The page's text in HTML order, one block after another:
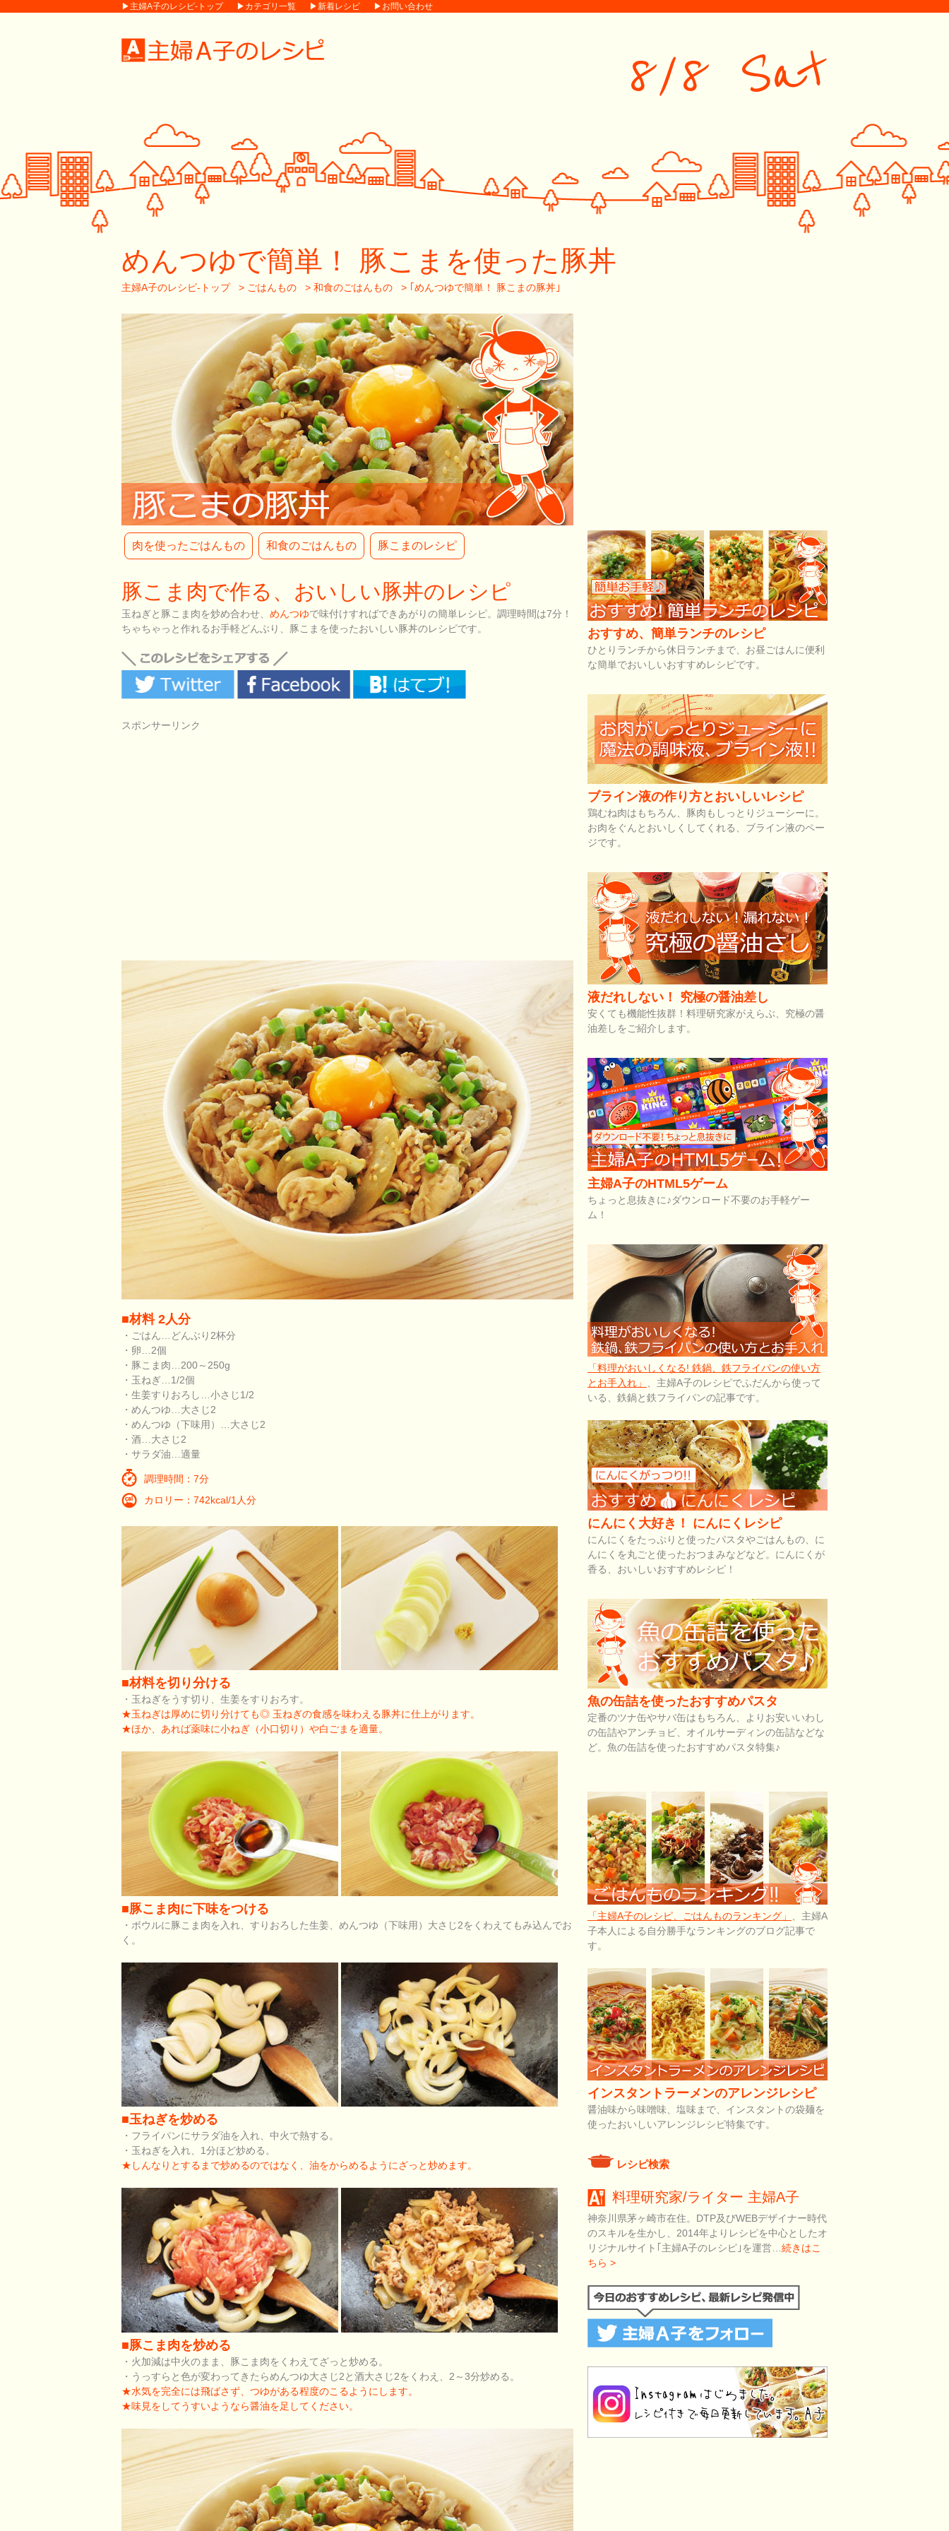
▶主婦A子のレシピ-トップ ▶カテゴリ一覧 ▶新着レシピ ▶お問い合わせ
8/8 Sat
めんつゆで簡単！ 豚こまを使った豚丼
主婦A子のレシピ-トップ > ごはんもの > 和食のごはんもの > ｢めんつゆで簡単！ 豚こまの豚丼｣
肉を使ったごはんもの 和食のごはんもの 豚こまのレシピ
豚こま肉で作る、おいしい豚丼のレシピ
玉ねぎと豚こま肉を炒め合わせ、 めんつゆで味付けすればできあがりの簡単レシピ。調理時間は7分！
ちゃちゃっと作れるお手軽どんぶり、豚こまを使ったおいしい豚丼のレシピです。
スポンサーリンク
■材料 2人分
・ごはん…どんぶり2杯分
・卵…2個
・豚こま肉…200～250g
・玉ねぎ…1/2個
・生姜すりおろし…小さじ1/2
・めんつゆ…大さじ2
・めんつゆ（下味用）…大さじ2
・酒…大さじ2
・サラダ油…適量
調理時間：7分
カロリー：742kcal/1人分
■材料を切り分ける
・玉ねぎをうす切り、生姜をすりおろす。
★玉ねぎは厚めに切り分けても◎ 玉ねぎの食感を味わえる豚丼に仕上がります。
★ほか、あれば薬味に小ねぎ（小口切り）や白ごまを適量。
■豚こま肉に下味をつける
・ボウルに豚こま肉を入れ、すりおろした生姜、めんつゆ（下味用）大さじ2をくわえてもみ込んでお
く。
■玉ねぎを炒める
・フライパンにサラダ油を入れ、中火で熱する。
・玉ねぎを入れ、1分ほど炒める。
★しんなりとするまで炒めるのではなく、油をからめるようにざっと炒めます。
■豚こま肉を炒める
・火加減は中火のまま、豚こま肉をくわえてざっと炒める。
・うっすらと色が変わってきたらめんつゆ大さじ2と酒大さじ2をくわえ、2～3分炒める。
★水気を完全には飛ばさず、つゆがある程度のこるようにします。
★味見をしてうすいようなら醤油を足してください。
おすすめ、簡単ランチのレシピ
ひとりランチから休日ランチまで、お昼ごはんに便利
な簡単でおいしいおすすめレシピです。
ブライン液の作り方とおいしいレシピ
鶏むね肉はもちろん、豚肉もしっとりジューシーに。
お肉をぐんとおいしくしてくれる、ブライン液のペー
ジです。
液だれしない！ 究極の醤油差し
安くても機能性抜群！料理研究家がえらぶ、究極の醤
油差しをご紹介します。
主婦A子のHTML5ゲーム
ちょっと息抜きに♪ダウンロード不要のお手軽ゲー
ム！
「料理がおいしくなる! 鉄鍋、鉄フライパンの使い方
とお手入れ」
、主婦A子のレシピでふだんから使って
いる、鉄鍋と鉄フライパンの記事です。
にんにく大好き！ にんにくレシピ
にんにくをたっぷりと使ったパスタやごはんもの、に
んにくを丸ごと使ったおつまみなどなど。にんにくが
香る、おいしいおすすめレシピ！
魚の缶詰を使ったおすすめパスタ
定番のツナ缶やサバ缶はもちろん、よりお安いいわし
の缶詰やアンチョビ、オイルサーディンの缶詰などな
ど。魚の缶詰を使ったおすすめパスタ特集♪
「主婦A子のレシピ、ごはんものランキング」
、主婦A
子本人による自分勝手なランキングのブログ記事で
す。
インスタントラーメンのアレンジレシピ
醤油味から味噌味、塩味まで、インスタントの袋麺を
使ったおいしいアレンジレシピ特集です。
レシピ検索
料理研究家/ライター 主婦A子
神奈川県茅ヶ崎市在住。DTP及びWEBデザイナー時代
のスキルを生かし、2014年よりレシピを中心としたオ
リジナルサイト｢主婦A子のレシピ｣を運営… 続きはこ
ちら >